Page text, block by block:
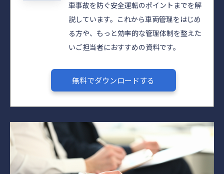
車事故を防ぐ安全運転のポイントまでを解
説しています。これから車両管理をはじめ
る方や、もっと効率的な管理体制を整えた
いご担当者におすすめの資料です。
無料でダウンロードする